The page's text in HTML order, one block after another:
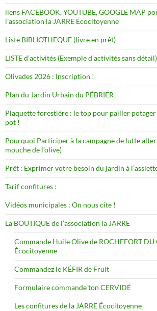
liens FACEBOOK, YOUTUBE, GOOGLE MAP
l’association la JARRE Écocitoyenne
Liste BIBLIOTHEQUE (livre en prêt)
LISTE d’activités (Exemple d’activités sans détail)
Olivades 2026 : Inscription !
Plan du Jardin Urbain du PÉBRIER
Plaquette forestière : le top pour pailler
pot !
Pourquoi Participer à la campagne de lutte
mouche de l’olive)
Prêt : Exprimer votre besoin du jardin à
Tarif confitures :
Vidéos municipales : On nous cite !
La BOUTIQUE de l’association la JARRE
Commande Huile Olive de ROCHEFORT DU
Écocitoyenne
Commandez le KÉFIR de Fruit
Formulaire commande ton CERVIDÉ
Les confitures de la JARRE Écocitoyenne